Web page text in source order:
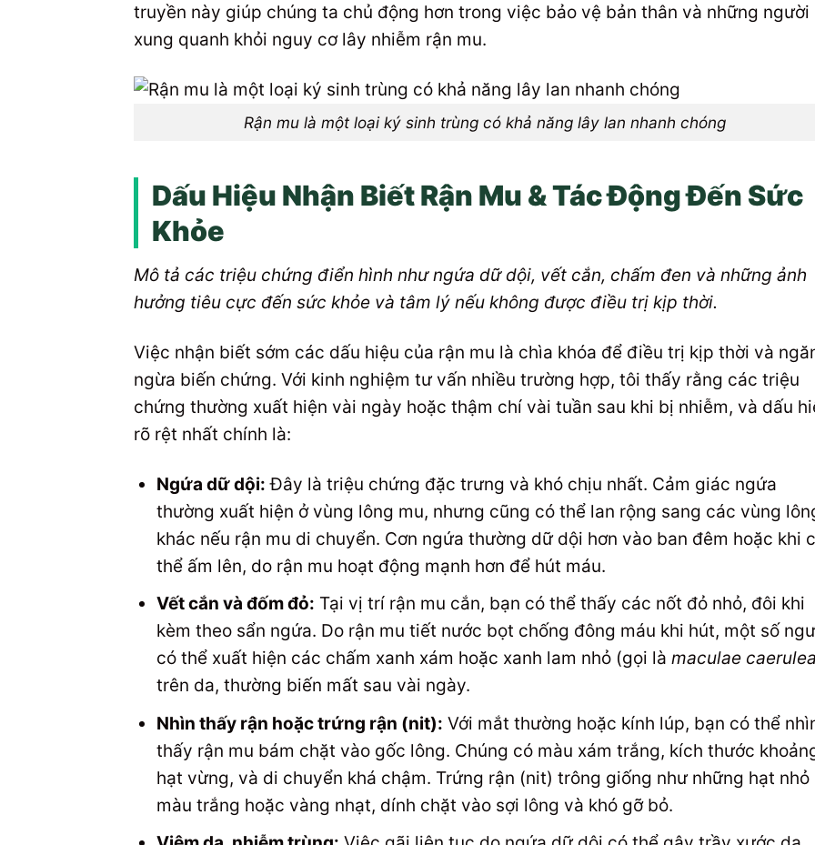
truyền này giúp chúng ta chủ động hơn trong việc bảo vệ bản thân và những người
xung quanh khỏi nguy cơ lây nhiễm rận mu.
Rận mu là một loại ký sinh trùng có khả năng lây lan nhanh chóng
Dấu Hiệu Nhận Biết Rận Mu & Tác Động Đến Sức
Khỏe
Mô tả các triệu chứng điển hình như ngứa dữ dội, vết cắn, chấm đen và những ảnh
hưởng tiêu cực đến sức khỏe và tâm lý nếu không được điều trị kịp thời.
Việc nhận biết sớm các dấu hiệu của rận mu là chìa khóa để điều trị kịp thời và
ngừa biến chứng. Với kinh nghiệm tư vấn nhiều trường hợp, tôi thấy rằng các triệu
chứng thường xuất hiện vài ngày hoặc thậm chí vài tuần sau khi bị nhiễm, và dấu
rõ rệt nhất chính là:
Ngứa dữ dội: Đây là triệu chứng đặc trưng và khó chịu nhất. Cảm giác ngứa
thường xuất hiện ở vùng lông mu, nhưng cũng có thể lan rộng sang các vùng
khác nếu rận mu di chuyển. Cơn ngứa thường dữ dội hơn vào ban đêm hoặc khi
thể ấm lên, do rận mu hoạt động mạnh hơn để hút máu.
Vết cắn và đốm đỏ: Tại vị trí rận mu cắn, bạn có thể thấy các nốt đỏ nhỏ, đôi khi
kèm theo sẩn ngứa. Do rận mu tiết nước bọt chống đông máu khi hút, một số
có thể xuất hiện các chấm xanh xám hoặc xanh lam nhỏ (gọi là maculae
trên da, thường biến mất sau vài ngày.
Nhìn thấy rận hoặc trứng rận (nit): Với mắt thường hoặc kính lúp, bạn có thể
thấy rận mu bám chặt vào gốc lông. Chúng có màu xám trắng, kích thước
hạt vừng, và di chuyển khá chậm. Trứng rận (nit) trông giống như những hạt nhỏ
màu trắng hoặc vàng nhạt, dính chặt vào sợi lông và khó gỡ bỏ.